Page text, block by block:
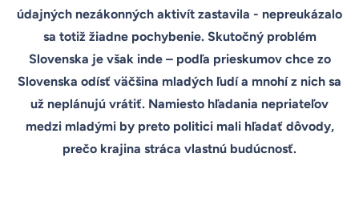
údajných nezákonných aktivít zastavila - nepreukázalo
sa totiž žiadne pochybenie. Skutočný problém
Slovenska je však inde – podľa prieskumov chce zo
Slovenska odísť väčšina mladých ľudí a mnohí z nich sa
už neplánujú vrátiť. Namiesto hľadania nepriateľov
medzi mladými by preto politici mali hľadať dôvody,
prečo krajina stráca vlastnú budúcnosť.